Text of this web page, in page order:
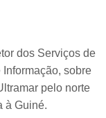
dos Serviços de
sobre
pelo norte
à Guiné.